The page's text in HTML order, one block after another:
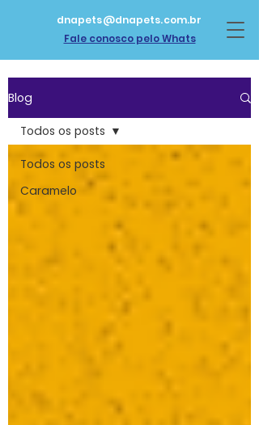
dnapets@dnapets.com.br
Fale conosco pelo Whats
Blog
Todos os posts
Caramelo
Todos os posts